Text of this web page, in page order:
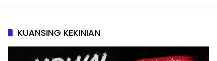
KUANSING KEKINIAN